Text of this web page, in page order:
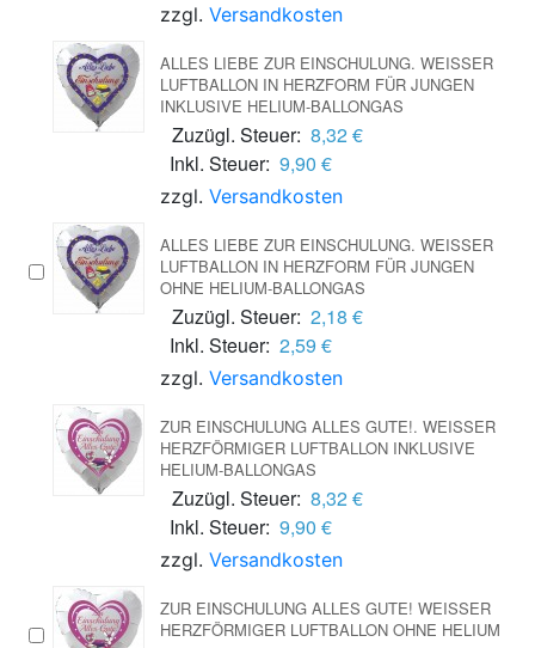
zzgl. Versandkosten
ALLES LIEBE ZUR EINSCHULUNG. WEISSER L
UFTBALLON IN HERZFORM FÜR JUNGEN I
NKLUSIVE HELIUM-BALLONGAS
Zuzügl. Steuer: 8,32 €
Inkl. Steuer: 9,90 €
zzgl. Versandkosten
ALLES LIEBE ZUR EINSCHULUNG. WEISSER L
UFTBALLON IN HERZFORM FÜR JUNGEN O
HNE HELIUM-BALLONGAS
Zuzügl. Steuer: 2,18 €
Inkl. Steuer: 2,59 €
zzgl. Versandkosten
ZUR EINSCHULUNG ALLES GUTE!. WEISSER H
ERZFÖRMIGER LUFTBALLON INKLUSIVE H
ELIUM-BALLONGAS
Zuzügl. Steuer: 8,32 €
Inkl. Steuer: 9,90 €
zzgl. Versandkosten
ZUR EINSCHULUNG ALLES GUTE! WEISSER H
ERZFÖRMIGER LUFTBALLON OHNE HELIUM